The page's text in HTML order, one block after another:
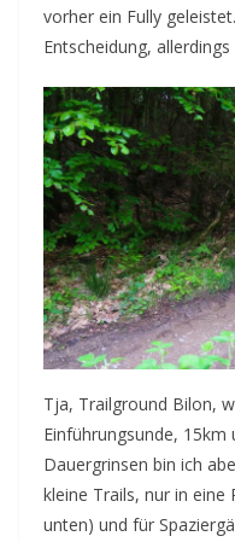
vorher ein Fully
Entscheidung,
Tja, Trailground Bilon,
Einführungsunde,
Dauergrinsen bin ich
kleine Trails, nur in eine
unten) und für